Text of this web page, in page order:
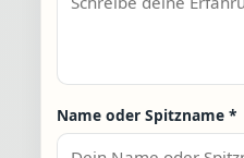
Name oder Spitzname *